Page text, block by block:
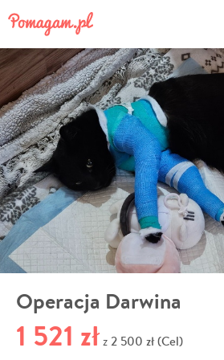
Operacja Darwina
1 521 zł z 2 500 zł (Cel)